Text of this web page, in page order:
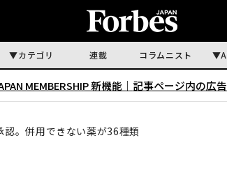
カテゴリ 連載 コラムニスト
MEMBERSHIP 新機能｜ 記事ページ内の広
。併用できない薬が36種類